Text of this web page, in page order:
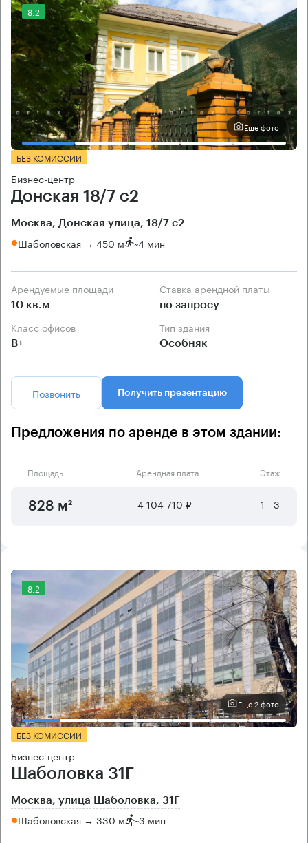
8.2
Еще фото
БЕЗ КОМИССИИ
Бизнес-центр
Донская 18/7 с2
Москва, Донская улица, 18/7 с2
Шаболовская → 450 м ~4 мин
Арендуемые площади
10 кв.м
Ставка арендной платы
по запросу
Класс офисов
B+
Тип здания
Особняк
Позвонить Получить презентацию
Предложения по аренде в этом здании:
Площадь Арендная плата Этаж
828 м² 4 104 710 ₽ 1 - 3
8.2
Еще 2 фото
БЕЗ КОМИССИИ
Бизнес-центр
Шаболовка 31Г
Москва, улица Шаболовка, 31Г
Шаболовская → 330 м ~3 мин